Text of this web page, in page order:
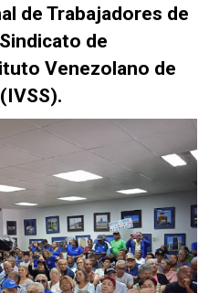
de Trabajadores de
de
Venezolano de